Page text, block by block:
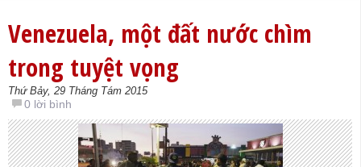
Venezuela, một đất nước chìm
trong tuyệt vọng
Thứ Bảy, 29 Tháng Tám 2015
0 lời bình